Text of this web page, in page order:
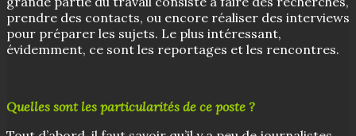
prendre des contacts, ou encore réaliser des interviews
pour préparer les sujets. Le plus intéressant,
évidemment, ce sont les reportages et les rencontres.
Quelles sont les particularités de ce poste ?